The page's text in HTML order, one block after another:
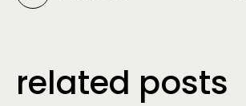
related posts